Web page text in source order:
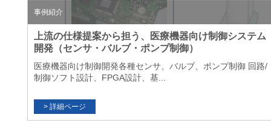
事例紹介
上流の仕様提案から担う、医療機器向け制御システム
開発（センサ・バルブ・ポンプ制御）
医療機器向け制御開発各種センサ、バルブ、ポンプ制御 回路/
制御ソフト設計、FPGA設計、基...